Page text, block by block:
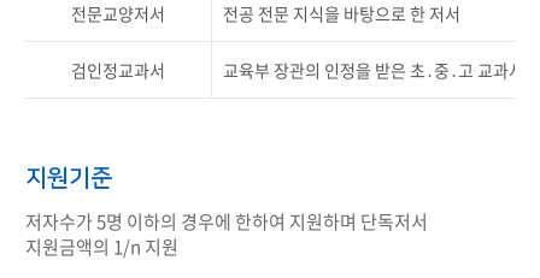
전문교양저서 전공 전문 지식을 바탕으로 한 저서
검인정교과서 교육부 장관의 인정을 받은 초․중․고 교과서
지원기준
저자수가 5명 이하의 경우에 한하여 지원하며 단독저서
지원금액의 1/n 지원